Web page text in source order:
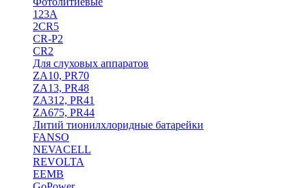
123A
2CR5
CR-P2
CR2
Для слуховых аппаратов
ZA10, PR70
ZA13, PR48
ZA312, PR41
ZA675, PR44
Литий тионилхлоридные батарейки
FANSO
NEVACELL
REVOLTA
EEMB